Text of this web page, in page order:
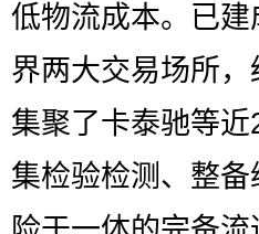
低物流成本。已
界两大交易场所
集聚了卡泰驰等
集检验检测、整